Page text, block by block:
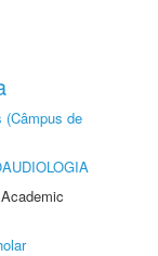
(Câmpus de